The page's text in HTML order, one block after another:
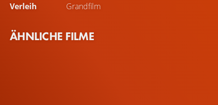
Verleih
Grandfilm
ÄHNLICHE FILME